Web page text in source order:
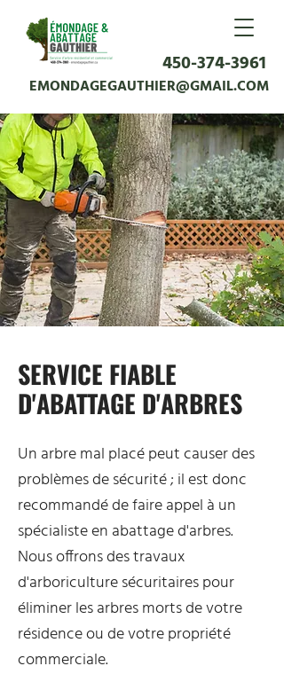
450-374-3961
EMONDAGEGAUTHIER@GMAIL.COM
SERVICE FIABLE
D'ABATTAGE D'ARBRES
Un arbre mal placé peut causer des
problèmes de sécurité ; il est donc
recommandé de faire appel à un
spécialiste en abattage d'arbres.
Nous offrons des travaux
d'arboriculture sécuritaires pour
éliminer les arbres morts de votre
résidence ou de votre propriété
commerciale.